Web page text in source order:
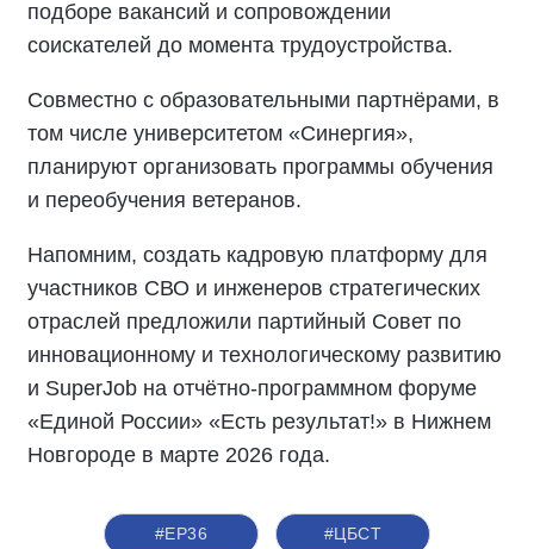
подборе вакансий и сопровождении
соискателей до момента трудоустройства.
Совместно с образовательными партнёрами, в
том числе университетом «Синергия»,
планируют организовать программы обучения
и переобучения ветеранов.
Напомним, создать кадровую платформу для
участников СВО и инженеров стратегических
отраслей предложили партийный Совет по
инновационному и технологическому развитию
и SuperJob на отчётно-программном форуме
«Единой России» «Есть результат!» в Нижнем
Новгороде в марте 2026 года.
#ЕР36 #ЦБСТ